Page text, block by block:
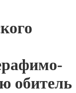
обитель